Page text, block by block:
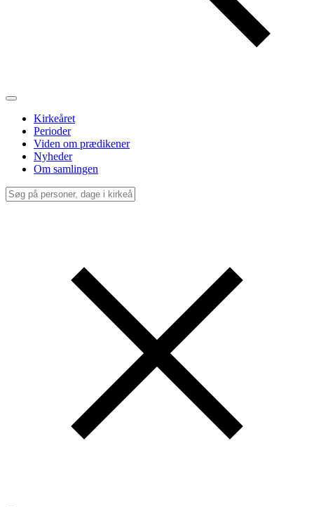
Kirkeåret
Perioder
Viden om prædikener
Nyheder
Om samlingen